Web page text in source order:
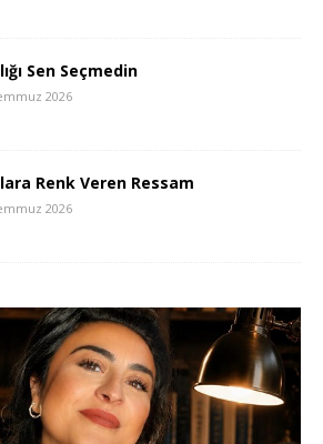
Sen Seçmedin
2026
Renk Veren Ressam
2026